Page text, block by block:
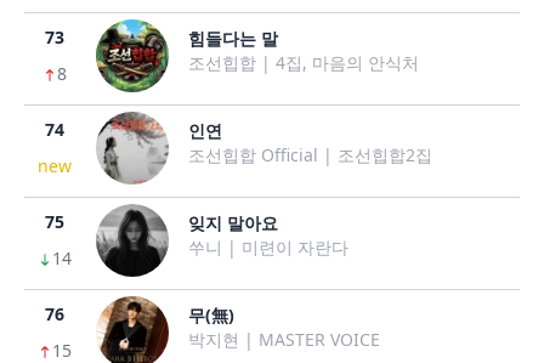
73
8
힘들다는 말
조선힙합 | 4집, 마음의 안식처
74
new
인연
조선힙합 Official | 조선힙합2집
75
14
잊지 말아요
쑤니 | 미련이 자란다
76
15
무(無)
박지현 | MASTER VOICE